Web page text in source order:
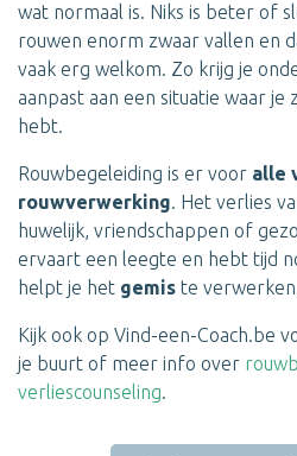
wat normaal is. Niks is beter of
rouwen enorm zwaar vallen en
vaak erg welkom. Zo krijg je
aanpast aan een situatie waar
hebt.
Rouwbegeleiding is er voor alle
rouwverwerking. Het verlies
huwelijk, vriendschappen of
ervaart een leegte en hebt tijd
helpt je het gemis te
Kijk ook op Vind-een-Coach.be
je buurt of meer info over
verliescounseling.